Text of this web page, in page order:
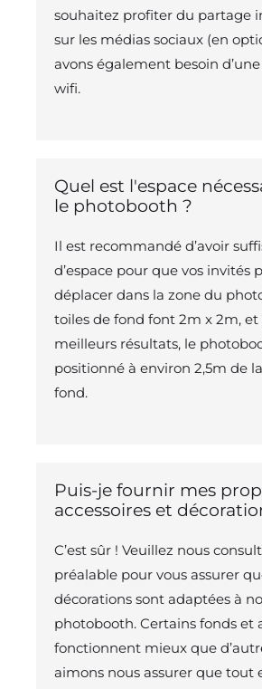
souhaitez profiter du partage
sur les médias sociaux (en
avons également besoin
wifi.
Quel est l'espace
le photobooth ?
Il est recommandé d’avoir
d’espace pour que vos invités
déplacer dans la zone du
toiles de fond font 2m x 2m,
meilleurs résultats, le
positionné à environ 2,5m de
fond.
Puis-je fournir mes
accessoires et
C’est sûr ! Veuillez nous
préalable pour vous assurer
décorations sont adaptées à
photobooth. Certains fonds et
fonctionnent mieux que
aimons nous assurer que tout